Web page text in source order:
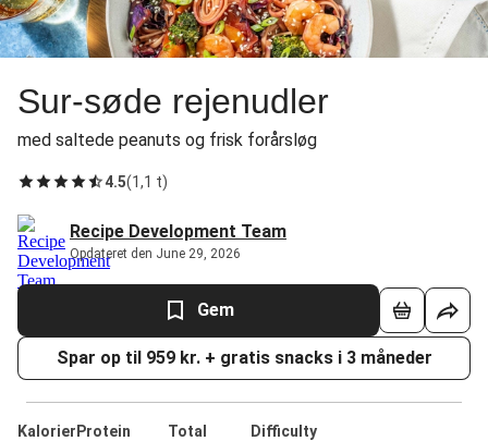
Sur-søde rejenudler
med saltede peanuts og frisk forårsløg
4.5(1,1 t)
Recipe Development Team
Opdateret den June 29, 2026
Gem
Spar op til 959 kr. + gratis snacks i 3 måneder
Kalorier Protein
Total
Difficulty